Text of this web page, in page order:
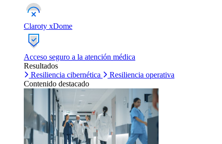
Claroty xDome
Acceso seguro a la atención médica
Resultados
Resiliencia cibernética
Resiliencia operativa
Contenido destacado